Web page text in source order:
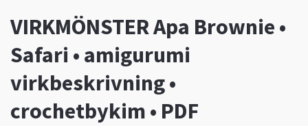
VIRKMÖNSTER Apa Brownie •
Safari • amigurumi
virkbeskrivning •
crochetbykim • PDF